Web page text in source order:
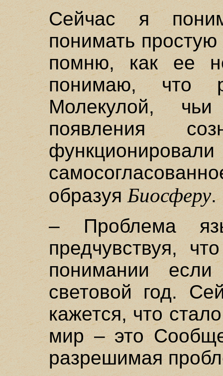
Сейчас я
понимать
помню, как ее
понимаю, что
Молекулой,
появления
образуяБиосферу.
– Проблема
предчувствуя,
понимании
световой год.
кажется, что
мир – это
разрешимая